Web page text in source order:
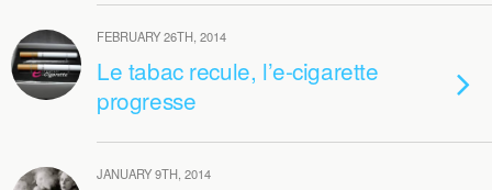
FEBRUARY 26TH, 2014
Le tabac recule, l’e-cigarette
progresse
JANUARY 9TH, 2014